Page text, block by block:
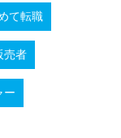
て転職
売者
ー